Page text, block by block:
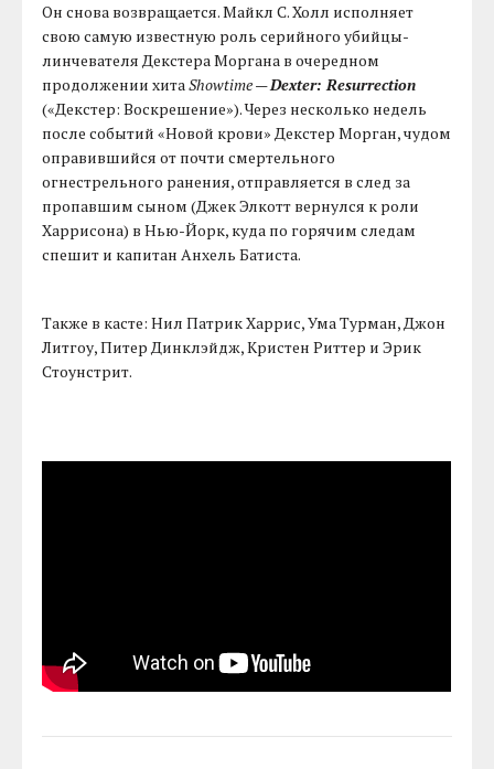
Он снова возвращается. Майкл С. Холл исполняет
свою самую известную роль серийного убийцы-
линчевателя Декстера Моргана в очередном
продолжении хитаShowtime—Dexter: Resurrection
(«Декстер: Воскрешение»). Через несколько недель
после событий «Новой крови» Декстер Морган, чудом
оправившийся от почти смертельного
огнестрельного ранения, отправляется в след за
пропавшим сыном (Джек Элкотт вернулся к роли
Харрисона) в Нью-Йорк, куда по горячим следам
спешит и капитан Анхель Батиста.
Также в касте: Нил Патрик Харрис, Ума Турман, Джон
Литгоу, Питер Динклэйдж, Кристен Риттер и Эрик
Стоунстрит.